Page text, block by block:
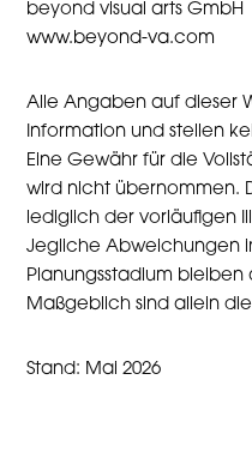
beyond visual arts GmbH
www.beyond-va.com
Alle Angaben auf dieser
Information und stellen
Eine Gewähr für die
wird nicht übernommen.
lediglich der vorläufigen
Jegliche Abweichungen
Planungsstadium
Maßgeblich sind allein
Stand: Mai 2026